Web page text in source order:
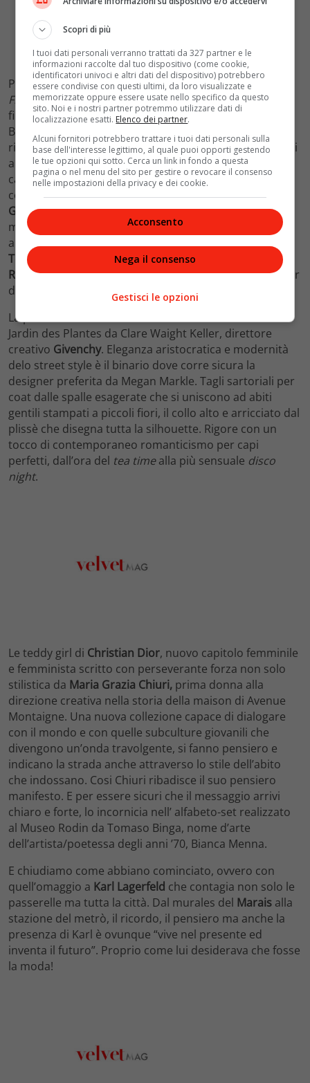
Più di una sfilata, oltre ogni tendenza. Perché Fashion
Freak Show,il nuovo folle ed esuberante spettacolo
firmato daJean Paul Gaultierin scena alle Folies
Bergeres di Parigi fino al prossimo 16 Giugno accende i
riflettori anche sulla moda nelle varie declinazioni, dagli
anni ’70 ad oggi. Show unico e irresistibile che unisce
cabaret, danza, varietà musicale, docufilm e defilee
couture, il FFS è il racconto autobiografico diJean Paul
Gaultier,l’ enfant prodige delfashion systemche si
mette metaforicamente a nudo in uno spettacolo pop,
arricchito da amici e star internazionali comeDita Von
Teese, Catherine Deneuve, Madonna, Kylie Minogue,
Rossy de Palma. Spirito libero e musiche travolgenti per
due ore di imperdibile show!
La passerella tunnel chilometrica e dark allestita al
Jardin des Plantes da Clare Waight Keller, direttore
creativo Givenchy. Eleganza aristocratica e modernità
delo street style è il binario dove corre sicura la
designer preferita da Megan Markle. Tagli sartoriali per
coat dalle spalle esagerate che si uniscono ad abiti
gentili stampati a piccoli fiori, il collo alto e arricciato dal
plissè che disegna tutta la silhouette. Rigore con un
tocco di contemporaneo romanticismo per capi
perfetti, dall’ora del tea timealla più sensuale disco
night.
Le teddy girl di Christian Dior, nuovo capitolo femminile
e femminista scritto con perseverante forza non solo
stilistica da Maria Grazia Chiuri, prima donna alla
direzione creativa nella storia della maison di Avenue
Montaigne. Una nuova collezione capace di dialogare
con il mondo e con quelle subculture giovanili che
divengono un’onda travolgente, si fanno pensiero e
indicano la strada anche attraverso lo stile dell’abito
che indossano. Cosi Chiuri ribadisce il suo pensiero
manifesto. E per essere sicuri che il messaggio arrivi
chiaro e forte, lo incornicia nell’ alfabeto-set realizzato
al Museo Rodin da Tomaso Binga, nome d’arte
dell’artista/poetessa degli anni ’70, Bianca Menna.
E chiudiamo come abbiano cominciato, ovvero con
quell’omaggio a Karl Lagerfeld che contagia non solo le
passerelle ma tutta la città. Dal murales del Marais alla
stazione del metrò, il ricordo, il pensiero ma anche la
presenza di Karl è ovunque “vive nel presente ed
inventa il futuro”. Proprio come lui desiderava che fosse
la moda!
Scopri di più
I tuoi dati personali verranno trattati da 327 partner e le
informazioni raccolte dal tuo dispositivo (come cookie,
identificatori univoci e altri dati del dispositivo) potrebbero
essere condivise con questi ultimi, da loro visualizzate e
memorizzate oppure essere usate nello specifico da questo
sito. Noi e i nostri partner potremmo utilizzare dati di
localizzazione esatti. Elenco dei partner.
Alcuni fornitori potrebbero trattare i tuoi dati personali sulla
base dell'interesse legittimo, al quale puoi opporti gestendo
le tue opzioni qui sotto. Cerca un link in fondo a questa
pagina o nel menu del sito per gestire o revocare il consenso
nelle impostazioni della privacy e dei cookie.
Acconsento
Nega il consenso
Gestisci le opzioni